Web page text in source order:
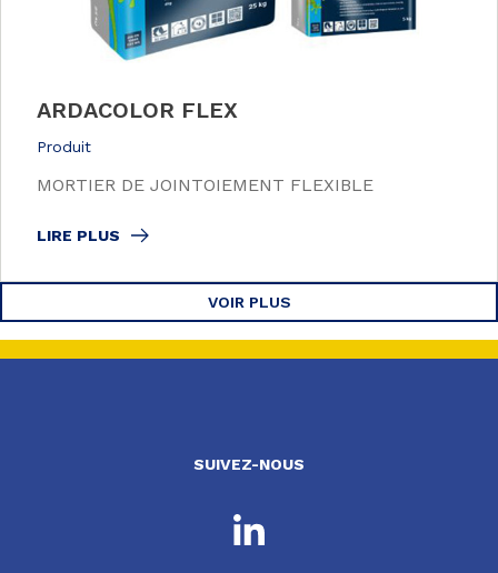
ARDACOLOR FLEX
Produit
MORTIER DE JOINTOIEMENT FLEXIBLE
LIRE PLUS
VOIR PLUS
SUIVEZ-NOUS